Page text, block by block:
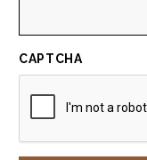
CAPTCHA